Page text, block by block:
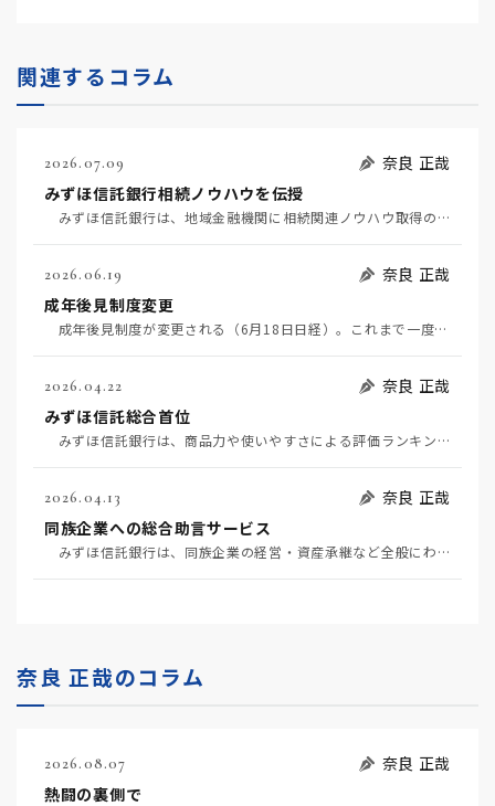
関連するコラム
2026.07.09
奈良 正哉
みずほ信託銀行相続ノウハウを伝授
みずほ信託銀行は、地域金融機関に相続関連ノウハウ取得のためのサブスクサービスを提供する。 ゼロ金…
2026.06.19
奈良 正哉
成年後見制度変更
成年後見制度が変更される（6月18日日経）。これまで一度後見人が就くと終身だったのが、途中でやめら…
2026.04.22
奈良 正哉
みずほ信託総合首位
みずほ信託銀行は、商品力や使いやすさによる評価ランキングで初の総合首位となった。（4月22日日経評…
2026.04.13
奈良 正哉
同族企業への総合助言サービス
みずほ信託銀行は、同族企業の経営・資産承継など全般にわたる助言サービスを開始する（4月7日日経）。…
奈良 正哉のコラム
2026.08.07
奈良 正哉
熱闘の裏側で